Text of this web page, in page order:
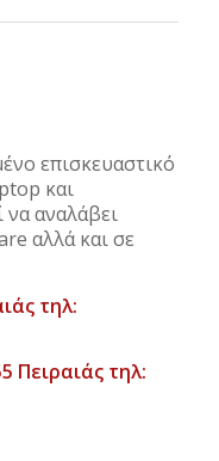
επισκευαστικό
και
αναλάβει
αλλά και σε
τηλ:
Πειραιάς τηλ: